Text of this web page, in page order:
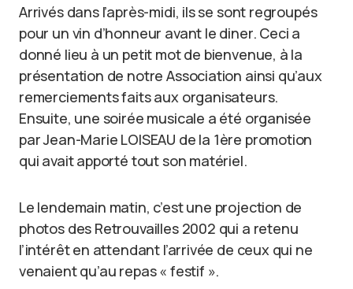
Arrivés dans l’après-midi, ils se sont regroupés
pour un vin d’honneur avant le diner. Ceci a
donné lieu à un petit mot de bienvenue, à la
présentation de notre Association ainsi qu’aux
remerciements faits aux organisateurs.
Ensuite, une soirée musicale a été organisée
par Jean-Marie LOISEAU de la 1ère promotion
qui avait apporté tout son matériel.
Le lendemain matin, c’est une projection de
photos des Retrouvailles 2002 qui a retenu
l’intérêt en attendant l’arrivée de ceux qui ne
venaient qu’au repas « festif ».